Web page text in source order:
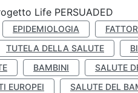
Life PERSUADED
EPIDEMIOLOGIA
TUTELA DELLA SALUTE
BAMBINI SALUTE
EUROPEI SALUTE DEL